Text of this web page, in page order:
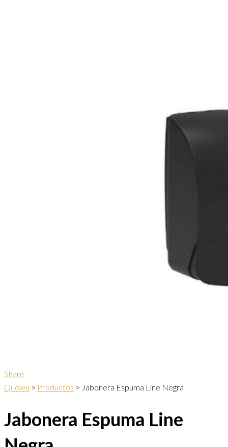
Share
Quowu > Productos > Jabonera Espuma Line Negra
Jabonera Espuma Line